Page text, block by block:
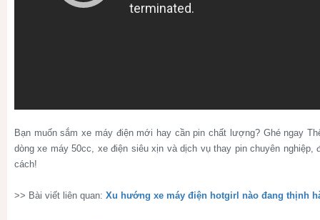
Bạn muốn sắm xe máy điện mới hay cần pin chất lượng? Ghé ngay
dòng xe máy 50cc, xe điện siêu xịn và dịch vụ thay pin chuyên nghiệp,
cách!
>> Bài viết liên quan: Xu hướng xe máy điện hotgirl nào đang thịnh